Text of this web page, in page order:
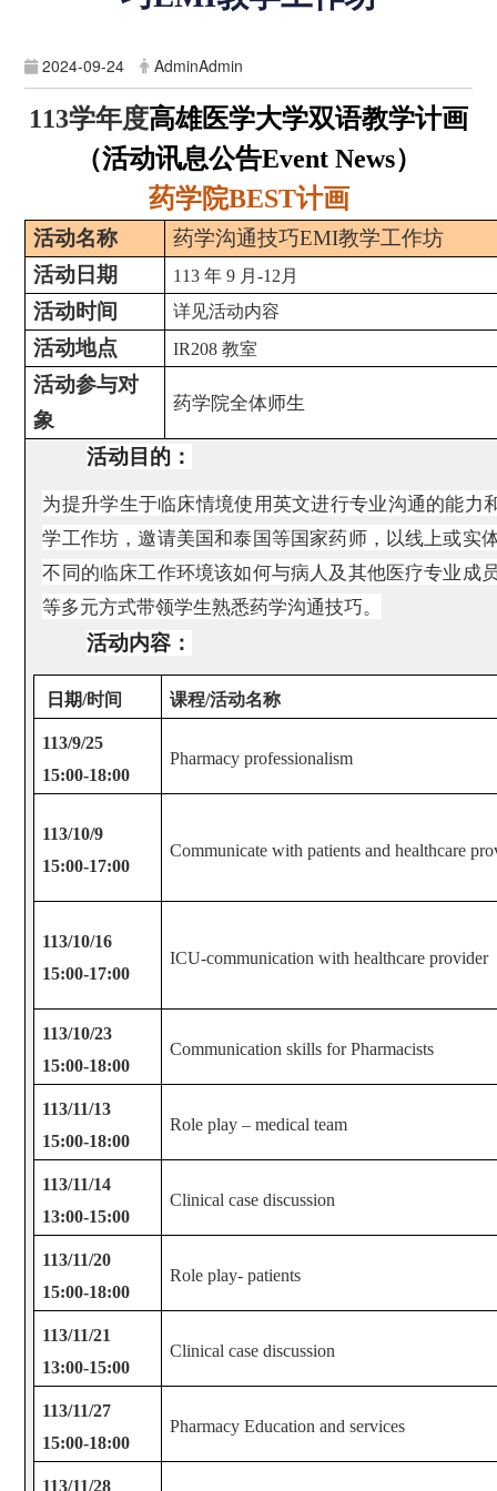
2024-09-24 AdminAdmin
113学年度高雄医学大学双语教学计画
（活动讯息公告Event News）
药学院BEST计画
活动名称 药学沟通技巧EMI教学工作坊
活动日期
113年 9 月-12 月
活动时间 详见活动内容
活动地点 IR208教室
活动参与对
象
药学院全体师生
活动目的：
为提升学生于临床情境使用英文进行专业沟通的能力
学工作坊，邀请美国和泰国等国家药师，以线上或实
不同的临床工作环境该如何与病人及其他医疗专业成
等多元方式带领学生熟悉药学沟通技巧。
活动内容：
日期/时间 课程/活动名称
113/9/25
15:00-18:00
Pharmacy professionalism
113/10/9
15:00-17:00
Communicate with patients and healthcare
113/10/16
15:00-17:00
ICU-communication with healthcare provider
113/10/23
15:00-18:00
Communication skills for Pharmacists
113/11/13
15:00-18:00
Role play – medical team
113/11/14
13:00-15:00
Clinical case discussion
113/11/20
15:00-18:00
Role play- patients
113/11/21
13:00-15:00
Clinical case discussion
113/11/27
15:00-18:00
Pharmacy Education and services
113/11/28